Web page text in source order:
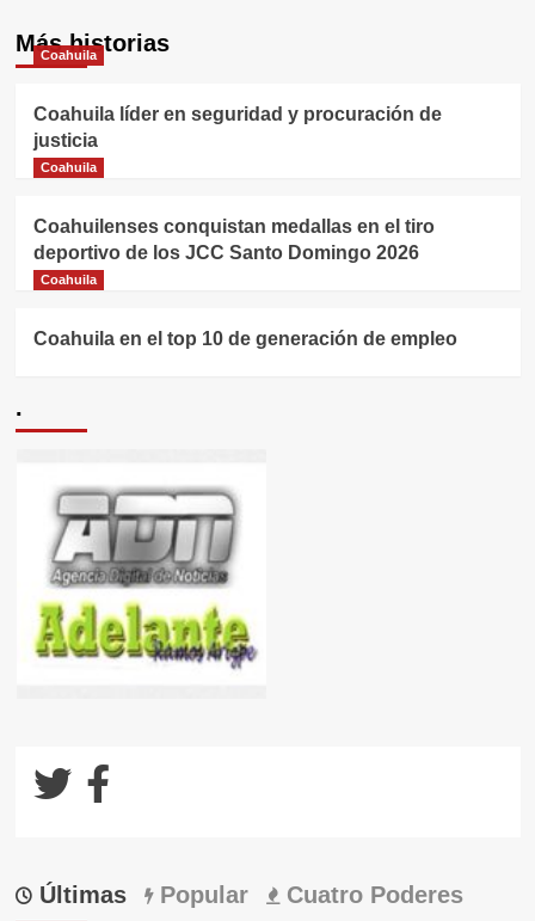
Más historias
Coahuila
Coahuila líder en seguridad y procuración de
justicia
Coahuila
Coahuilenses conquistan medallas en el tiro
deportivo de los JCC Santo Domingo 2026
Coahuila
Coahuila en el top 10 de generación de empleo
.
Últimas Popular Cuatro Poderes